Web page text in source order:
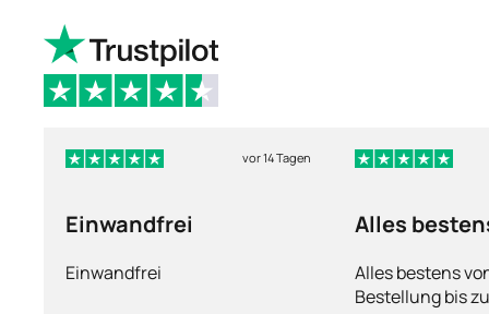
vor 14 Tagen
Einwandfrei
Einwandfrei
Alles
Alles bestens
Bestellung bis